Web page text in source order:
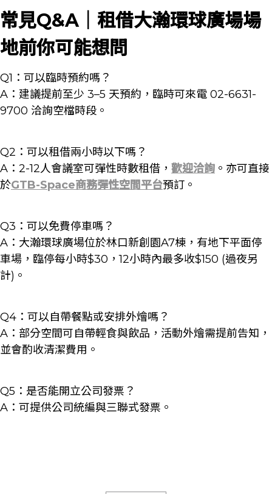
常見Q&A｜租借大瀚環球廣場場
地前你可能想問
Q1：可以臨時預約嗎？
A：建議提前至少 3–5 天預約，臨時可來電 02-6631-
9700 洽詢空檔時段。
Q2：可以租借兩小時以下嗎？
A：2-12人會議室可彈性時數租借， 歡迎洽詢 。亦可直接
於GTB-Space商務彈性空間平台預訂。
Q3：可以免費停車嗎？
A：大瀚環球廣場位於林口新創園A7棟，有地下平面停
車場，臨停每小時$30，12小時內最多收$150 (過夜另
計)。
Q4：可以自帶餐點或安排外燴嗎？
A：部分空間可自帶輕食與飲品，活動外燴需提前告知，
並會酌收清潔費用。
Q5：是否能開立公司發票？
A：可提供公司統編與三聯式發票。